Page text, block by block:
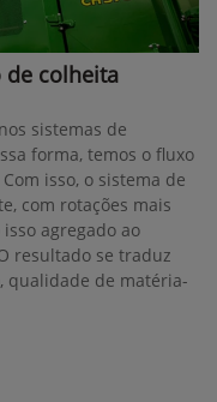
de colheita
sistemas de
forma, temos o fluxo
isso, o sistema de
com rotações mais
agregado ao
resultado se traduz
qualidade de matéria-